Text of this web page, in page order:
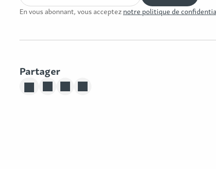
En vous abonnant, vous acceptez notre politique de
Partager
Partager sur Linkedin
Partager sur Twitter
Partager sur Facebook